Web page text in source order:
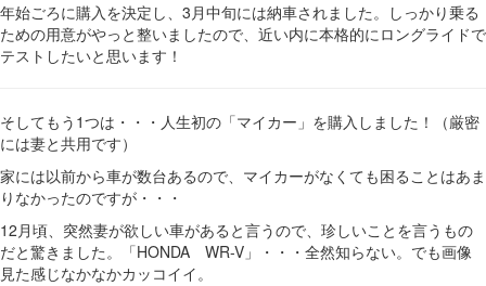
年始ごろに購入を決定し、3月中旬には納車されました。しっかり乗る
ための用意がやっと整いましたので、近い内に本格的にロングライドで
テストしたいと思います！
そしてもう1つは・・・人生初の「マイカー」を購入しました！（厳密
には妻と共用です）
家には以前から車が数台あるので、マイカーがなくても困ることはあま
りなかったのですが・・・
12月頃、突然妻が欲しい車があると言うので、珍しいことを言うもの
だと驚きました。「HONDA WR-V」・・・全然知らない。でも画像
見た感じなかなかカッコイイ。